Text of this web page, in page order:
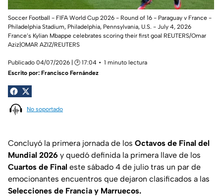
Soccer Football - FIFA World Cup 2026 - Round of 16 - Paraguay v France -
Philadelphia Stadium, Philadelphia, Pennsylvania, U.S. - July 4, 2026
France’s Kylian Mbappe celebrates scoring their first goal REUTERS/Omar
Aziz|OMAR AZIZ/REUTERS
Publicado 04/07/2026 | 🕑 17:04
1 minuto lectura
Escrito por: Francisco Fernández
No soportado
Concluyó la primera jornada de los Octavos de Final del
Mundial 2026 y quedó definida la primera llave de los
Cuartos de Final este sábado 4 de julio tras un par de
emocionantes encuentros que dejaron clasificados a las
Selecciones de Francia y Marruecos.